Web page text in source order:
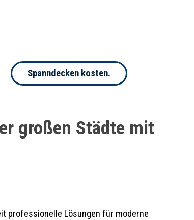
Spanndecken kosten.
großen Städte mit
professionelle Lösungen für moderne